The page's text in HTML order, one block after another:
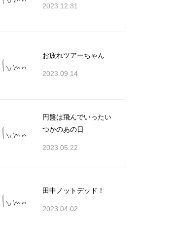
2023.12.31
お疲れツアーちゃん
2023.09.14
円盤は飛んでいったい
つかのあの日
2023.05.22
田中ノットデッド！
2023.04.02